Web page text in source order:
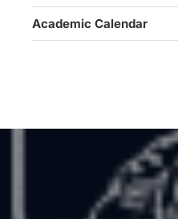
Academic Calendar